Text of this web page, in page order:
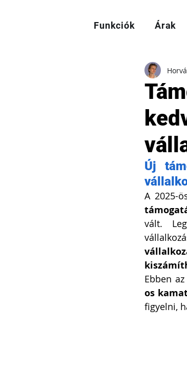
Funkciók Árak
Új
vált.
Ebben
os
figyelni,